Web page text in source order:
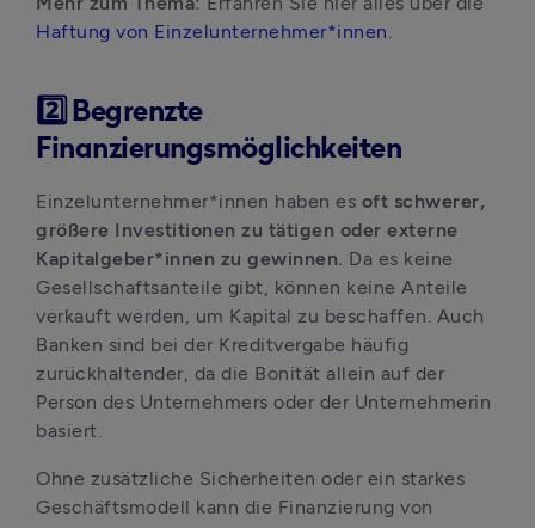
Haftung von Einzelunternehmer*innen.
2️⃣ Begrenzte
Finanzierungsmöglichkeiten
Einzelunternehmer*innen haben es oft schwerer,
größere Investitionen zu tätigen oder externe
Kapitalgeber*innen zu gewinnen. Da es keine
Gesellschaftsanteile gibt, können keine Anteile
verkauft werden, um Kapital zu beschaffen. Auch
Banken sind bei der Kreditvergabe häufig
zurückhaltender, da die Bonität allein auf der
Person des Unternehmers oder der Unternehmerin
basiert.
Ohne zusätzliche Sicherheiten oder ein starkes
Geschäftsmodell kann die Finanzierung von